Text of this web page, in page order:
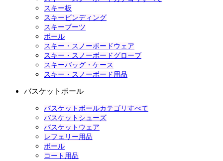
スキー板
スキービンディング
スキーブーツ
ポール
スキー・スノーボードウェア
スキー・スノーボードグローブ
スキーバッグ・ケース
スキー・スノーボード用品
バスケットボール
バスケットボールカテゴリすべて
バスケットシューズ
バスケットウェア
レフェリー用品
ボール
コート用品